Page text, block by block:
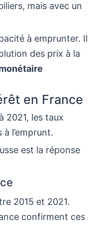
mais avec un
à emprunter. Il
des prix à la
en France
2021, les taux
l’emprunt.
est la réponse
2015 et 2021.
confirment ces